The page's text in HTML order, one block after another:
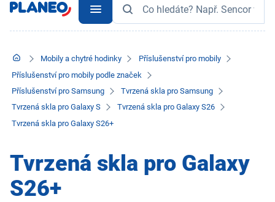
Mobily a chytré hodinky
Příslušenství pro mobily
Příslušenství pro mobily podle značek
Příslušenství pro Samsung
Tvrzená skla pro Samsung
Tvrzená skla pro Galaxy S
Tvrzená skla pro Galaxy S26
Tvrzená skla pro Galaxy S26+
Tvrzená skla pro Galaxy
S26+